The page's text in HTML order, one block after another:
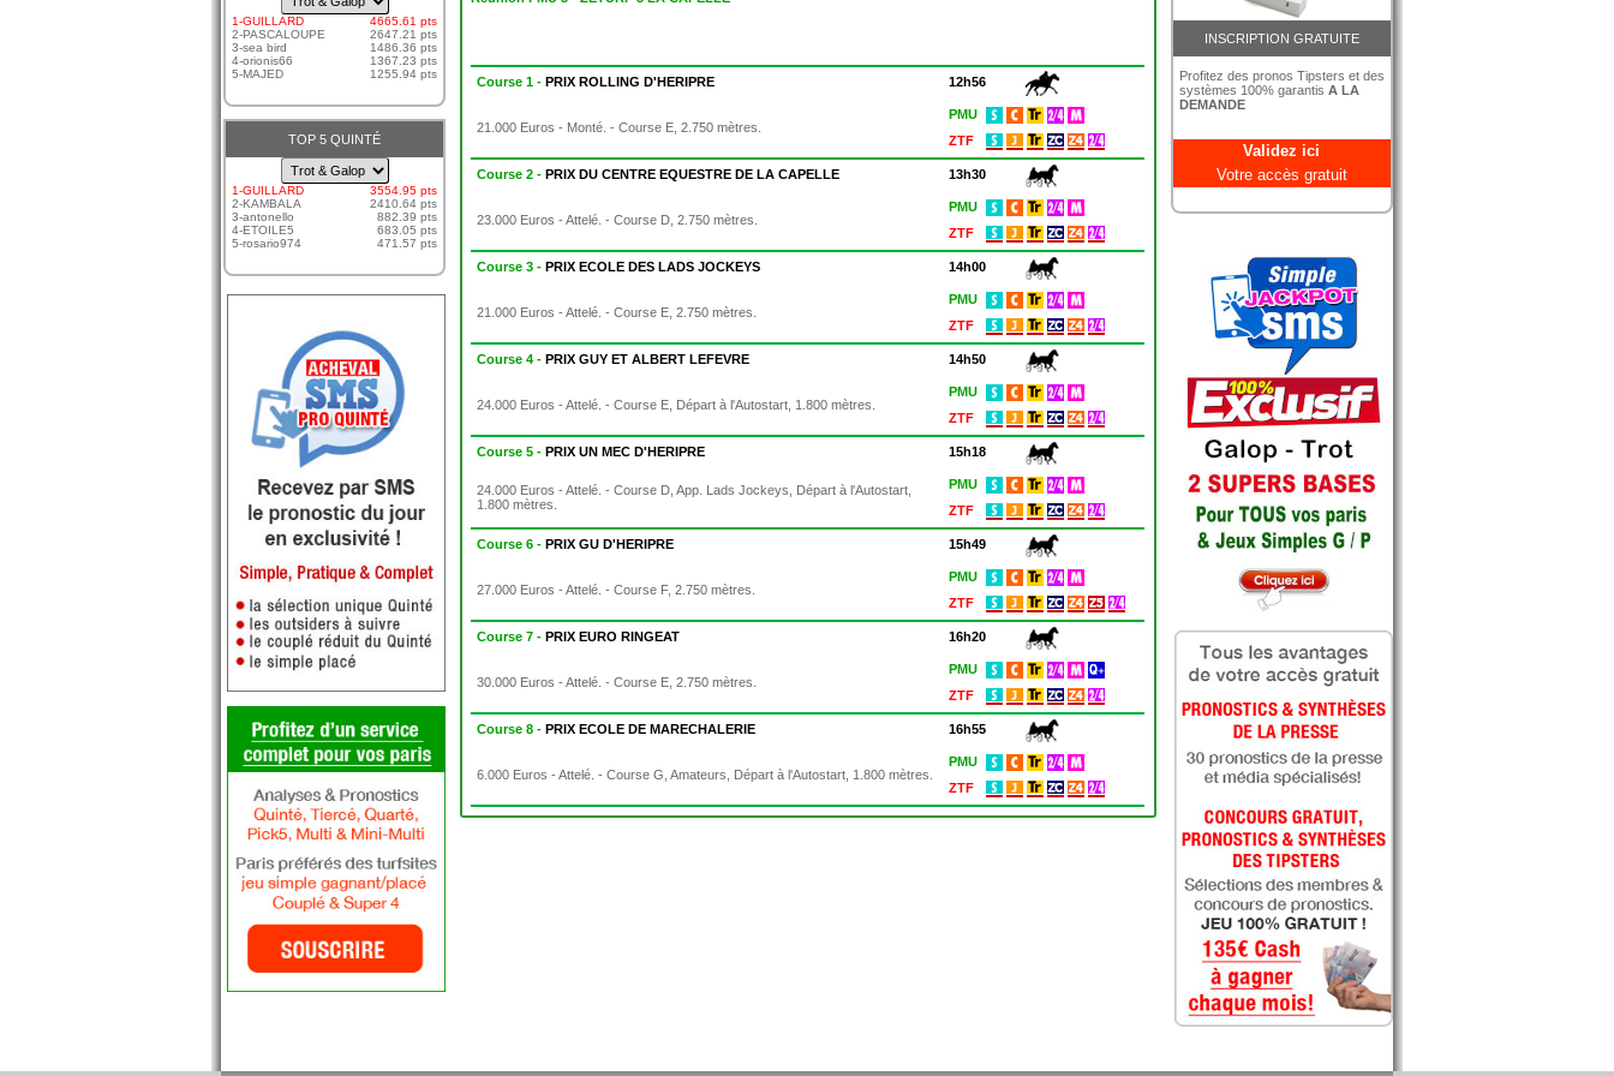
TROT ET RÉGULARITÉ
LES COUPS SURS
LE COUP DE POKER
SMS SIMPLE JACKPOT
1-GUILLARD
4665.61 pts
2-PASCALOUPE
2647.21 pts
3-sea bird
1486.36 pts
4-orionis66
1367.23 pts
5-MAJED
1255.94 pts
TOP 5 QUINTÉ
1-GUILLARD
3554.95 pts
2-KAMBALA
2410.64 pts
3-antonello
882.39 pts
4-ETOILE5
683.05 pts
5-rosario974
471.57 pts
Course 1 -PRIX ROLLING D'HERIPRE 12h56
21.000 Euros - Monté. - Course E, 2.750 mètres.
PMU
ZTF
Course 2 -PRIX DU CENTRE EQUESTRE DE LA CAPELLE 13h30
23.000 Euros - Attelé. - Course D, 2.750 mètres.
PMU
ZTF
Course 3 -PRIX ECOLE DES LADS JOCKEYS 14h00
21.000 Euros - Attelé. - Course E, 2.750 mètres.
PMU
ZTF
Course 4 -PRIX GUY ET ALBERT LEFEVRE 14h50
24.000 Euros - Attelé. - Course E, Départ à l'Autostart, 1.800 mètres.
PMU
ZTF
Course 5 -PRIX UN MEC D'HERIPRE 15h18
24.000 Euros - Attelé. - Course D, App. Lads Jockeys, Départ à l'Autostart,
1.800 mètres.
PMU
ZTF
Course 6 -PRIX GU D'HERIPRE 15h49
27.000 Euros - Attelé. - Course F, 2.750 mètres.
PMU
ZTF
Course 7 -PRIX EURO RINGEAT 16h20
30.000 Euros - Attelé. - Course E, 2.750 mètres.
PMU
ZTF
Course 8 -PRIX ECOLE DE MARECHALERIE 16h55
6.000 Euros - Attelé. - Course G, Amateurs, Départ à l'Autostart, 1.800 mètres.
PMU
ZTF
INSCRIPTION GRATUITE
Profitez des pronos Tipsters et des
systèmes 100% garantis A LA
DEMANDE
Validez ici
Votre accès gratuit